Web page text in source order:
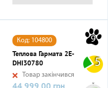
9
5
Код: 104800
Теплова Гармата 2E-
DHI30780
Товар закінчився
Ціна